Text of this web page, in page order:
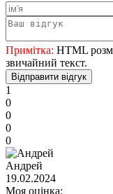
Примітка: HTML
звичайний текст.
Відправити відгук
1
0
0
0
0
Андрей
19.02.2024
Моя оцінка: